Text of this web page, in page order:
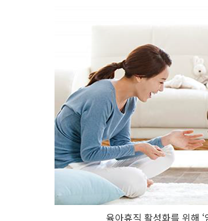
육아휴직 활성화를 위해